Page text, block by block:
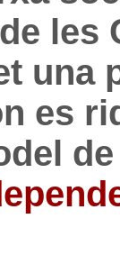
les
una
es